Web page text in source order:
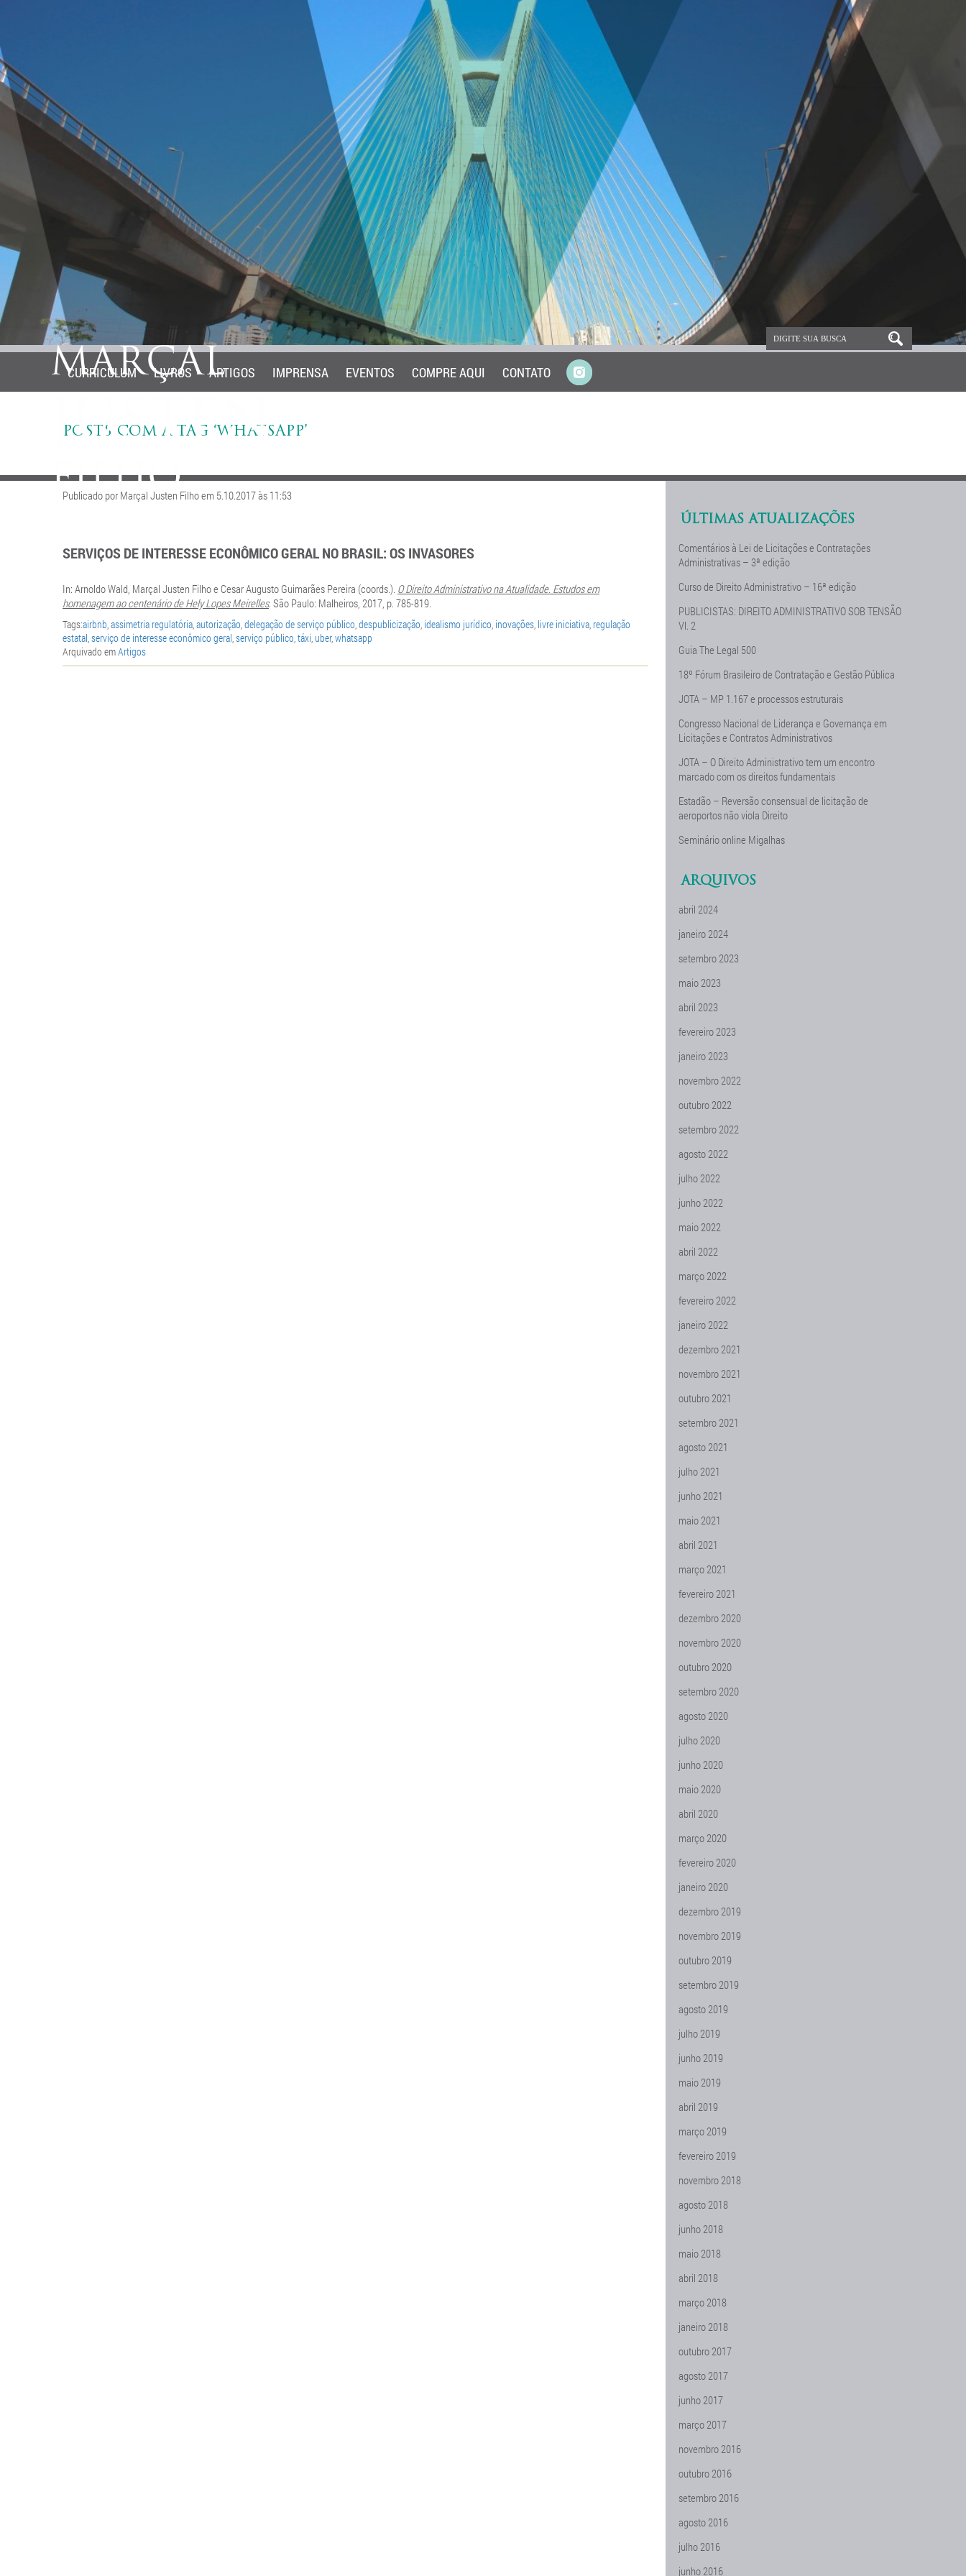
CURRICULUM LIVROS ARTIGOS IMPRENSA EVENTOS COMPRE AQUI CONTATO
POSTS COM A TAG ‘WHATSAPP’
Publicado por Marçal Justen Filho em 5.10.2017 às 11:53
SERVIÇOS DE INTERESSE ECONÔMICO GERAL NO BRASIL: OS INVASORES
In: Arnoldo Wald, Marçal Justen Filho e Cesar Augusto Guimarães Pereira (coords.). O Direito Administrativo na Atualidade. Estudos em
homenagem ao centenário de Hely Lopes Meirelles. São Paulo: Malheiros, 2017, p. 785-819.
Tags:airbnb,assimetria regulatória,autorização,delegação de serviço público,despublicização, idealismo jurídico, inovações, livre iniciativa, regulação
estatal,serviço de interesse econômico geral,serviço público,táxi, uber,whatsapp
Arquivado emArtigos
ÚLTIMAS ATUALIZAÇÕES
Comentários à Lei de Licitações e Contratações
Administrativas – 3ª edição
Curso de Direito Administrativo – 16ª edição
PUBLICISTAS: DIREITO ADMINISTRATIVO SOB TENSÃO
Vl. 2
Guia The Legal 500
18º Fórum Brasileiro de Contratação e Gestão Pública
JOTA – MP 1.167 e processos estruturais
Congresso Nacional de Liderança e Governança em
Licitações e Contratos Administrativos
JOTA – O Direito Administrativo tem um encontro
marcado com os direitos fundamentais
Estadão – Reversão consensual de licitação de
aeroportos não viola Direito
Seminário online Migalhas
ARQUIVOS
abril 2024
janeiro 2024
setembro 2023
maio 2023
abril 2023
fevereiro 2023
janeiro 2023
novembro 2022
outubro 2022
setembro 2022
agosto 2022
julho 2022
junho 2022
maio 2022
abril 2022
março 2022
fevereiro 2022
janeiro 2022
dezembro 2021
novembro 2021
outubro 2021
setembro 2021
agosto 2021
julho 2021
junho 2021
maio 2021
abril 2021
março 2021
fevereiro 2021
dezembro 2020
novembro 2020
outubro 2020
setembro 2020
agosto 2020
julho 2020
junho 2020
maio 2020
abril 2020
março 2020
fevereiro 2020
janeiro 2020
dezembro 2019
novembro 2019
outubro 2019
setembro 2019
agosto 2019
julho 2019
junho 2019
maio 2019
abril 2019
março 2019
fevereiro 2019
novembro 2018
agosto 2018
junho 2018
maio 2018
abril 2018
março 2018
janeiro 2018
outubro 2017
agosto 2017
junho 2017
março 2017
novembro 2016
outubro 2016
setembro 2016
agosto 2016
julho 2016
junho 2016